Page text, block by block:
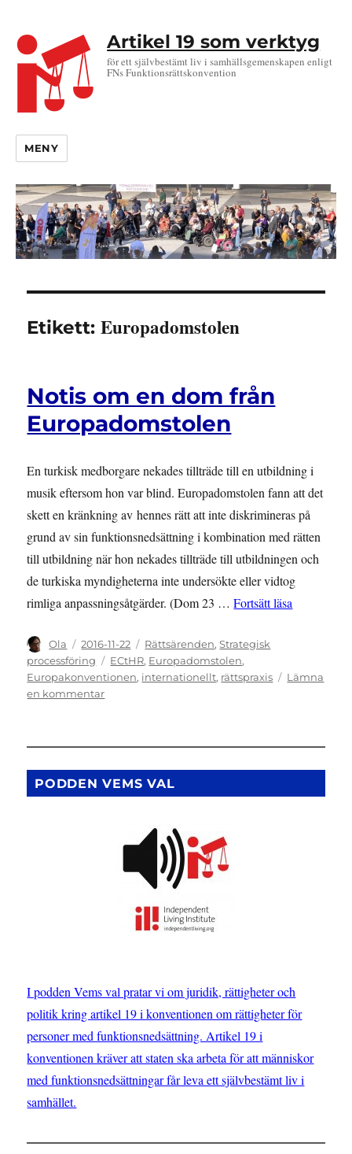
Artikel 19 som verktyg
för ett självbestämt liv i samhällsgemenskapen enligt
FNs Funktionsrättskonvention
MENY
Etikett:Europadomstolen
Notis om en dom från
Europadomstolen
En turkisk medborgare nekades tillträde till en utbildning i
musik eftersom hon var blind. Europadomstolen fann att det
skett en kränkning av hennes rätt att inte diskrimineras på
grund av sin funktionsnedsättning i kombination med rätten
till utbildning när hon nekades tillträde till utbildningen och
de turkiska myndigheterna inte undersökte eller vidtog
rimliga anpassningsåtgärder. (Dom 23 …Fortsätt läsa
Författare
Ola
Publicerat
den
2016-11-22 Kategorier
Rättsärenden,Strategisk
processföring
Etiketter
ECtHR, Europadomstolen,
Europakonventionen, internationellt, rättspraxis
Lämna
en kommentartill
från
Europadomstolen
PODDEN VEMS VAL
I podden Vems val pratar vi om juridik, rättigheter och
politik kring artikel 19 i konventionen om rättigheter för
personer med funktionsnedsättning. Artikel 19 i
konventionen kräver att staten ska arbeta för att människor
med funktionsnedsättningar får leva ett självbestämt liv i
samhället.